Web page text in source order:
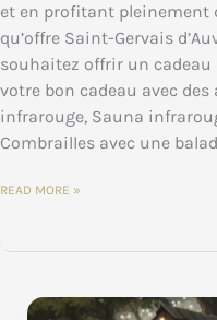
et en profitant pleinement
qu’offre Saint-Gervais
souhaitez offrir un cadeau
votre bon cadeau avec
infrarouge, Sauna
Combrailles avec une
NOUVEAUTÉ
ÉLECTRIQUES
CABANES
READ MORE »